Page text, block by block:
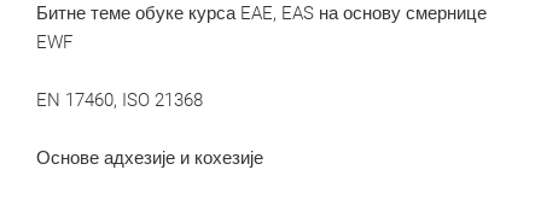
Битне теме обуке курса EAE, EAS на основу смернице
EWF
EN 17460, ISO 21368
Основе адхезије и кохезије